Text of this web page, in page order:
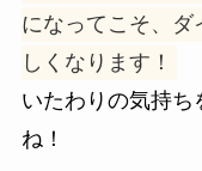
になってこそ、ダ
しくなります！
いたわりの気持ち
ね！